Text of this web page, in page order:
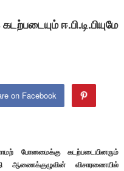
ஈ.பி.டி.பியுமே
on Facebook
போனமைக்கு கடற்படையினரும்
ஆணைக்குழுவின் விசாரணையில்